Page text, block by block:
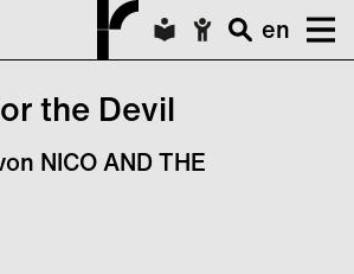
en
the Devil
NICO AND THE